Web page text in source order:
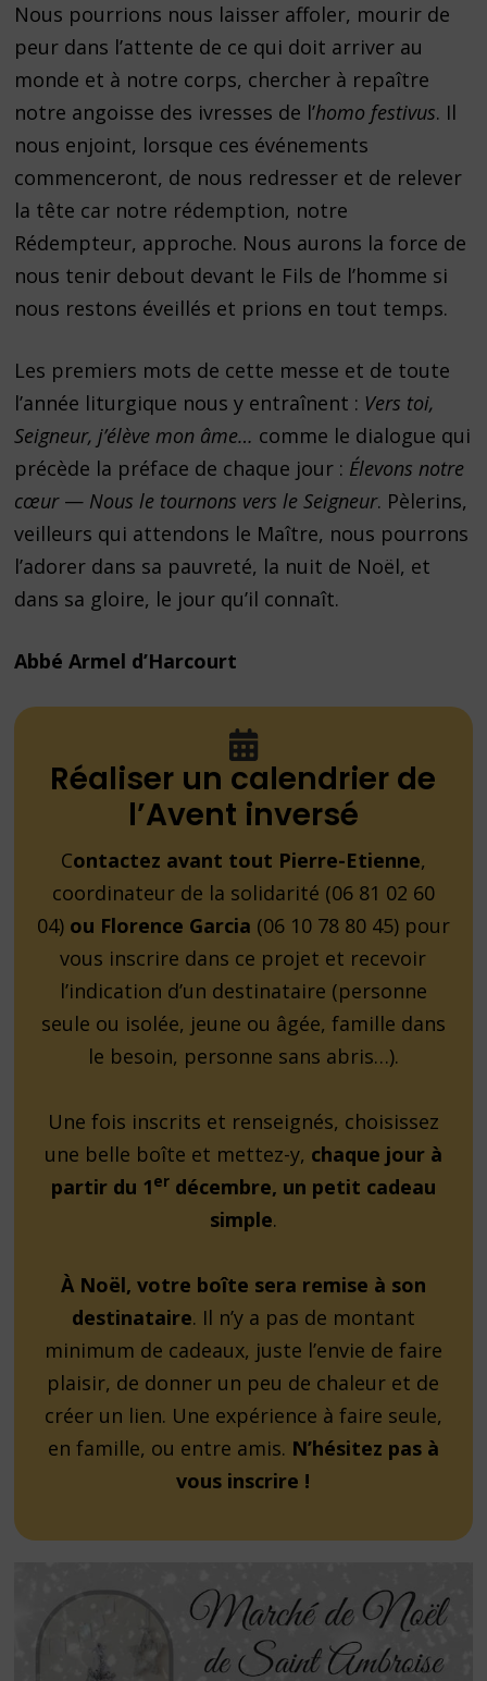
Nous pourrions nous laisser affoler, mourir de
peur dans l’attente de ce qui doit arriver au
monde et à notre corps, chercher à repaître
notre angoisse des ivresses de l’homo festivus. Il
nous enjoint, lorsque ces événements
commenceront, de nous redresser et de relever
la tête car notre rédemption, notre
Rédempteur, approche. Nous aurons la force de
nous tenir debout devant le Fils de l’homme si
nous restons éveillés et prions en tout temps.
Les premiers mots de cette messe et de toute
l’année liturgique nous y entraînent : Vers toi,
Seigneur, j’élève mon âme… comme le dialogue qui
précède la préface de chaque jour : Élevons notre
cœur— Nous le tournons vers le Seigneur. Pèlerins,
veilleurs qui attendons le Maître, nous pourrons
l’adorer dans sa pauvreté, la nuit de Noël, et
dans sa gloire, le jour qu’il connaît.
Abbé Armel d’Harcourt
Réaliser un calendrier de
l’Avent inversé
Contactez avant tout Pierre-Etienne,
coordinateur de la solidarité (06 81 02 60
04) ou Florence Garcia (06 10 78 80 45) pour
vous inscrire dans ce projet et recevoir
l’indication d’un destinataire (personne
seule ou isolée, jeune ou âgée, famille dans
le besoin, personne sans abris…).
Une fois inscrits et renseignés, choisissez
une belle boîte et mettez-y, chaque jour à
partir du 1erdécembre, un petit cadeau
simple.
À Noël, votre boîte sera remise à son
destinataire. Il n’y a pas de montant
minimum de cadeaux, juste l’envie de faire
plaisir, de donner un peu de chaleur et de
créer un lien. Une expérience à faire seule,
en famille, ou entre amis. N’hésitez pas à
vous inscrire !